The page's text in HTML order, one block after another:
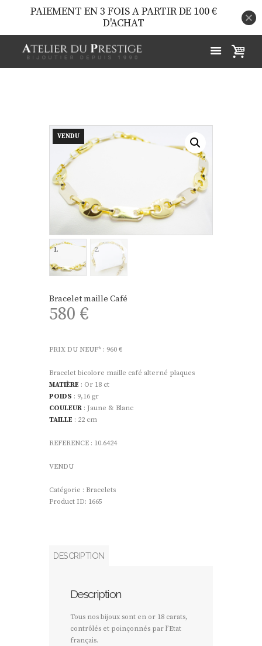
VENDU
Bracelet maille Café
580 €
PRIX DU NEUF* : 960 €
Bracelet bicolore maille café alterné plaques
MATIÈRE : Or 18 ct
POIDS : 9,16 gr
COULEUR : Jaune & Blanc
TAILLE : 22 cm
REFERENCE : 10.6424
VENDU
Catégorie : Bracelets
Product ID: 1665
DESCRIPTION
Description
Tous nos bijoux sont en or 18 carats,
contrôlés et poinçonnés par l’Etat
français.
PAIEMENT EN 3 FOIS A PARTIR DE 100 €
D'ACHAT